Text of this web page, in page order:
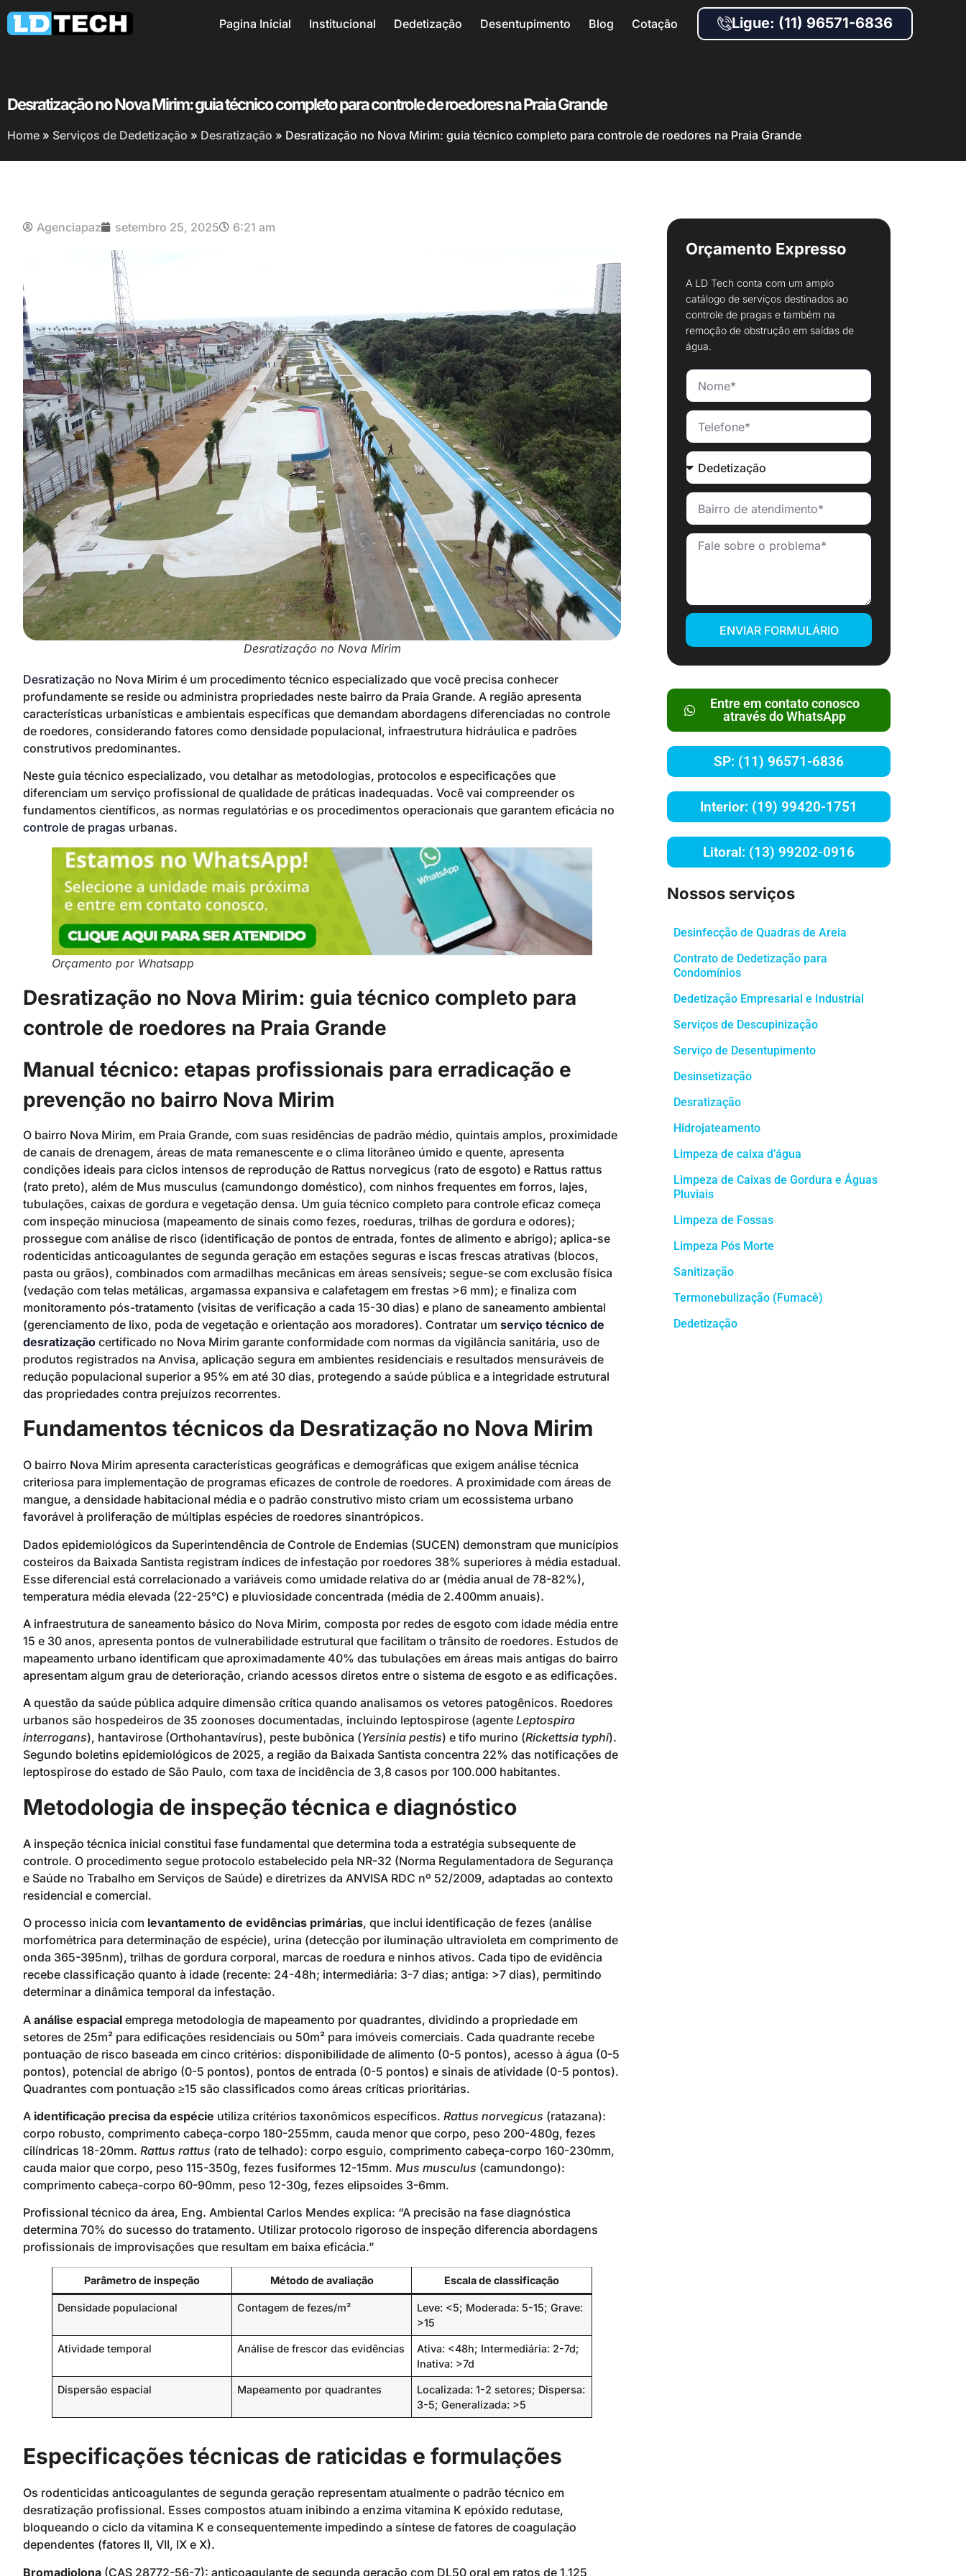
Pagina Inicial Institucional Dedetização Desentupimento Blog Cotação Ligue: (11) 96571-6836
Desratização no Nova Mirim: guia técnico completo para controle de roedores na Praia Grande
Home » Serviços de Dedetização » Desratização » Desratização no Nova Mirim: guia técnico completo para controle de roedores na Praia Grande
Agenciapaz setembro 25, 2025 6:21 am
Desratização no Nova Mirim
Desratização no Nova Mirim é um procedimento técnico especializado que você precisa conhecer
profundamente se reside ou administra propriedades neste bairro da Praia Grande. A região apresenta
características urbanísticas e ambientais específicas que demandam abordagens diferenciadas no controle
de roedores, considerando fatores como densidade populacional, infraestrutura hidráulica e padrões
construtivos predominantes.
Neste guia técnico especializado, vou detalhar as metodologias, protocolos e especificações que
diferenciam um serviço profissional de qualidade de práticas inadequadas. Você vai compreender os
fundamentos científicos, as normas regulatórias e os procedimentos operacionais que garantem eficácia no
controle de pragas urbanas.
Orçamento por Whatsapp
Desratização no Nova Mirim: guia técnico completo para
controle de roedores na Praia Grande
Manual técnico: etapas profissionais para erradicação e
prevenção no bairro Nova Mirim
O bairro Nova Mirim, em Praia Grande, com suas residências de padrão médio, quintais amplos, proximidade
de canais de drenagem, áreas de mata remanescente e o clima litorâneo úmido e quente, apresenta
condições ideais para ciclos intensos de reprodução de Rattus norvegicus (rato de esgoto) e Rattus rattus
(rato preto), além de Mus musculus (camundongo doméstico), com ninhos frequentes em forros, lajes,
tubulações, caixas de gordura e vegetação densa. Um guia técnico completo para controle eficaz começa
com inspeção minuciosa (mapeamento de sinais como fezes, roeduras, trilhas de gordura e odores);
prossegue com análise de risco (identificação de pontos de entrada, fontes de alimento e abrigo); aplica-se
rodenticidas anticoagulantes de segunda geração em estações seguras e iscas frescas atrativas (blocos,
pasta ou grãos), combinados com armadilhas mecânicas em áreas sensíveis; segue-se com exclusão física
(vedação com telas metálicas, argamassa expansiva e calafetagem em frestas >6 mm); e finaliza com
monitoramento pós-tratamento (visitas de verificação a cada 15-30 dias) e plano de saneamento ambiental
(gerenciamento de lixo, poda de vegetação e orientação aos moradores). Contratar um serviço técnico de
desratização certificado no Nova Mirim garante conformidade com normas da vigilância sanitária, uso de
produtos registrados na Anvisa, aplicação segura em ambientes residenciais e resultados mensuráveis de
redução populacional superior a 95% em até 30 dias, protegendo a saúde pública e a integridade estrutural
das propriedades contra prejuízos recorrentes.
Fundamentos técnicos da Desratização no Nova Mirim
O bairro Nova Mirim apresenta características geográficas e demográficas que exigem análise técnica
criteriosa para implementação de programas eficazes de controle de roedores. A proximidade com áreas de
mangue, a densidade habitacional média e o padrão construtivo misto criam um ecossistema urbano
favorável à proliferação de múltiplas espécies de roedores sinantrópicos.
Dados epidemiológicos da Superintendência de Controle de Endemias (SUCEN) demonstram que municípios
costeiros da Baixada Santista registram índices de infestação por roedores 38% superiores à média estadual.
Esse diferencial está correlacionado a variáveis como umidade relativa do ar (média anual de 78-82%),
temperatura média elevada (22-25°C) e pluviosidade concentrada (média de 2.400mm anuais).
A infraestrutura de saneamento básico do Nova Mirim, composta por redes de esgoto com idade média entre
15 e 30 anos, apresenta pontos de vulnerabilidade estrutural que facilitam o trânsito de roedores. Estudos de
mapeamento urbano identificam que aproximadamente 40% das tubulações em áreas mais antigas do bairro
apresentam algum grau de deterioração, criando acessos diretos entre o sistema de esgoto e as edificações.
A questão da saúde pública adquire dimensão crítica quando analisamos os vetores patogênicos. Roedores
urbanos são hospedeiros de 35 zoonoses documentadas, incluindo leptospirose (agente Leptospira
interrogans), hantavirose (Orthohantavírus), peste bubônica (Yersinia pestis) e tifo murino (Rickettsia typhi).
Segundo boletins epidemiológicos de 2025, a região da Baixada Santista concentra 22% das notificações de
leptospirose do estado de São Paulo, com taxa de incidência de 3,8 casos por 100.000 habitantes.
Metodologia de inspeção técnica e diagnóstico
A inspeção técnica inicial constitui fase fundamental que determina toda a estratégia subsequente de
controle. O procedimento segue protocolo estabelecido pela NR-32 (Norma Regulamentadora de Segurança
e Saúde no Trabalho em Serviços de Saúde) e diretrizes da ANVISA RDC nº 52/2009, adaptadas ao contexto
residencial e comercial.
O processo inicia com levantamento de evidências primárias, que inclui identificação de fezes (análise
morfométrica para determinação de espécie), urina (detecção por iluminação ultravioleta em comprimento de
onda 365-395nm), trilhas de gordura corporal, marcas de roedura e ninhos ativos. Cada tipo de evidência
recebe classificação quanto à idade (recente: 24-48h; intermediária: 3-7 dias; antiga: >7 dias), permitindo
determinar a dinâmica temporal da infestação.
A análise espacial emprega metodologia de mapeamento por quadrantes, dividindo a propriedade em
setores de 25m² para edificações residenciais ou 50m² para imóveis comerciais. Cada quadrante recebe
pontuação de risco baseada em cinco critérios: disponibilidade de alimento (0-5 pontos), acesso à água (0-5
pontos), potencial de abrigo (0-5 pontos), pontos de entrada (0-5 pontos) e sinais de atividade (0-5 pontos).
Quadrantes com pontuação ≥15 são classificados como áreas críticas prioritárias.
A identificação precisa da espécie utiliza critérios taxonômicos específicos. Rattus norvegicus (ratazana):
corpo robusto, comprimento cabeça-corpo 180-255mm, cauda menor que corpo, peso 200-480g, fezes
cilíndricas 18-20mm. Rattus rattus (rato de telhado): corpo esguio, comprimento cabeça-corpo 160-230mm,
cauda maior que corpo, peso 115-350g, fezes fusiformes 12-15mm. Mus musculus (camundongo):
comprimento cabeça-corpo 60-90mm, peso 12-30g, fezes elipsoides 3-6mm.
Profissional técnico da área, Eng. Ambiental Carlos Mendes explica: “A precisão na fase diagnóstica
determina 70% do sucesso do tratamento. Utilizar protocolo rigoroso de inspeção diferencia abordagens
profissionais de improvisações que resultam em baixa eficácia.”
Parâmetro de inspeção Método de avaliação Escala de classificação
Densidade populacional Contagem de fezes/m²
Leve: <5; Moderada: 5-15; Grave:
>15
Atividade temporal Análise de frescor das evidências
Ativa: <48h; Intermediária: 2-7d;
Inativa: >7d
Dispersão espacial Mapeamento por quadrantes
Localizada: 1-2 setores; Dispersa:
3-5; Generalizada: >5
Especificações técnicas de raticidas e formulações
Os rodenticidas anticoagulantes de segunda geração representam atualmente o padrão técnico em
desratização profissional. Esses compostos atuam inibindo a enzima vitamina K epóxido redutase,
bloqueando o ciclo da vitamina K e consequentemente impedindo a síntese de fatores de coagulação
dependentes (fatores II, VII, IX e X).
Bromadiolona (CAS 28772-56-7): anticoagulante de segunda geração com DL50 oral em ratos de 1,125
Orçamento Expresso
A LD Tech conta com um amplo
catálogo de serviços destinados ao
controle de pragas e também na
remoção de obstrução em saídas de
água.
ENVIAR FORMULÁRIO
Entre em contato conosco
através do WhatsApp
SP: (11) 96571-6836
Interior: (19) 99420-1751
Litoral: (13) 99202-0916
Nossos serviços
Desinfecção de Quadras de Areia
Contrato de Dedetização para
Condomínios
Dedetização Empresarial e Industrial
Serviços de Descupinização
Serviço de Desentupimento
Desinsetização
Desratização
Hidrojateamento
Limpeza de caixa d’água
Limpeza de Caixas de Gordura e Águas
Pluviais
Limpeza de Fossas
Limpeza Pós Morte
Sanitização
Termonebulização (Fumacê)
Dedetização